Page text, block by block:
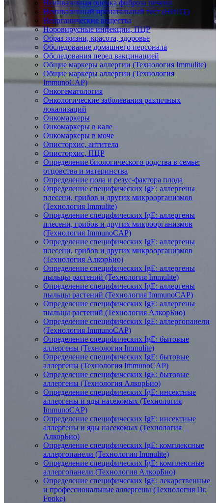
Неинвазивная оценка фиброза печени
Неинвазивный пренатальный тест (НИПТ)
Неорганические вещества
Норовирусные инфекции, ПЦР
Образ жизни, красота, здоровье
Обследование домашнего персонала
Обследования перед вакцинацией
Общие маркеры аллергии (Технология Immulite)
Общие маркеры аллергии (Технология
ImmunoCAP)
Онкогематология
Онкологические заболевания различных
локализаций
Онкомаркеры
Онкомаркеры в кале
Онкомаркеры в моче
Описторхис, антитела
Описторхис, ПЦР
Определение биологического родства в семье:
отцовства и материнства
Определение пола и резус-фактора плода
Определение специфических IgE: аллергены
плесени, грибов и других микроорганизмов
(Технология Immulite)
Определение специфических IgE: аллергены
плесени, грибов и других микроорганизмов
(Технология ImmunoCAP)
Определение специфических IgE: аллергены
плесени, грибов и других микроорганизмов
(Технология АлкорБио)
Определение специфических IgE: аллергены
пыльцы растений (Технология Immulite)
Определение специфических IgE: аллергены
пыльцы растений (Технология ImmunoCAP)
Определение специфических IgE: аллергены
пыльцы растений (Технология АлкорБио)
Определение специфических IgE: аллергопанели
(Технология ImmunoCAP)
Определение специфических IgE: бытовые
аллергены (Технология Immulite)
Определение специфических IgE: бытовые
аллергены (Технология ImmunoCAP)
Определение специфических IgE: бытовые
аллергены (Технология АлкорБио)
Определение специфических IgE: инсектные
аллергены и яды насекомых (Технология
ImmunoCAP)
Определение специфических IgE: инсектные
аллергены и яды насекомых (Технология
АлкорБио)
Определение специфических IgE: комплексные
аллергопанели (Технология Immulite)
Определение специфических IgE: комплексные
аллергопанели (Технология АлкорБио)
Определение специфических IgE: лекарственные
и профессиональные аллергены (Технология Dr.
Fooke)